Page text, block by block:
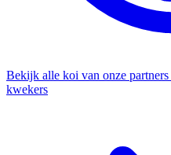
Bekijk alle koi van onze partners
kwekers